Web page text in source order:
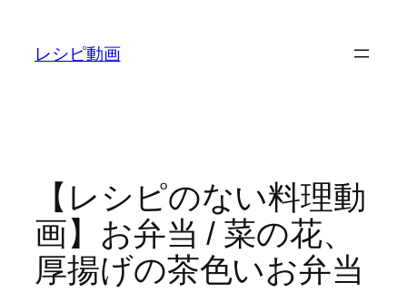
レシピ動画
【レシピのない料理動
画】お弁当 / 菜の花、
厚揚げの茶色いお弁当